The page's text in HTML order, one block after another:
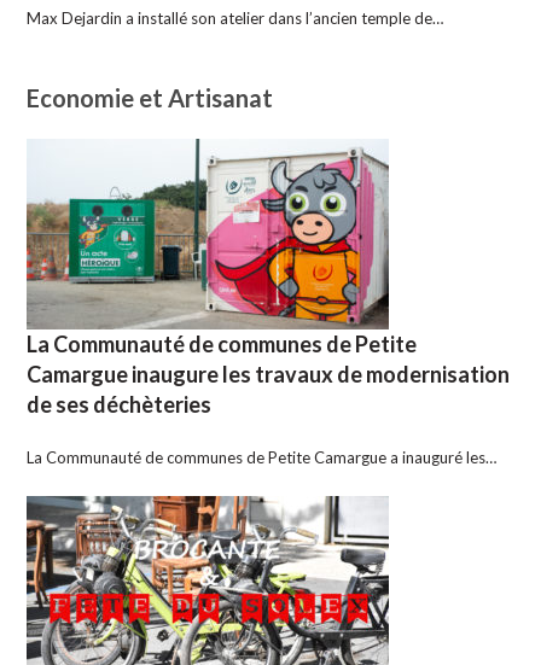
Max Dejardin a installé son atelier dans l’ancien temple de…
Economie et Artisanat
La Communauté de communes de Petite
Camargue inaugure les travaux de modernisation
de ses déchèteries
La Communauté de communes de Petite Camargue a inauguré les…